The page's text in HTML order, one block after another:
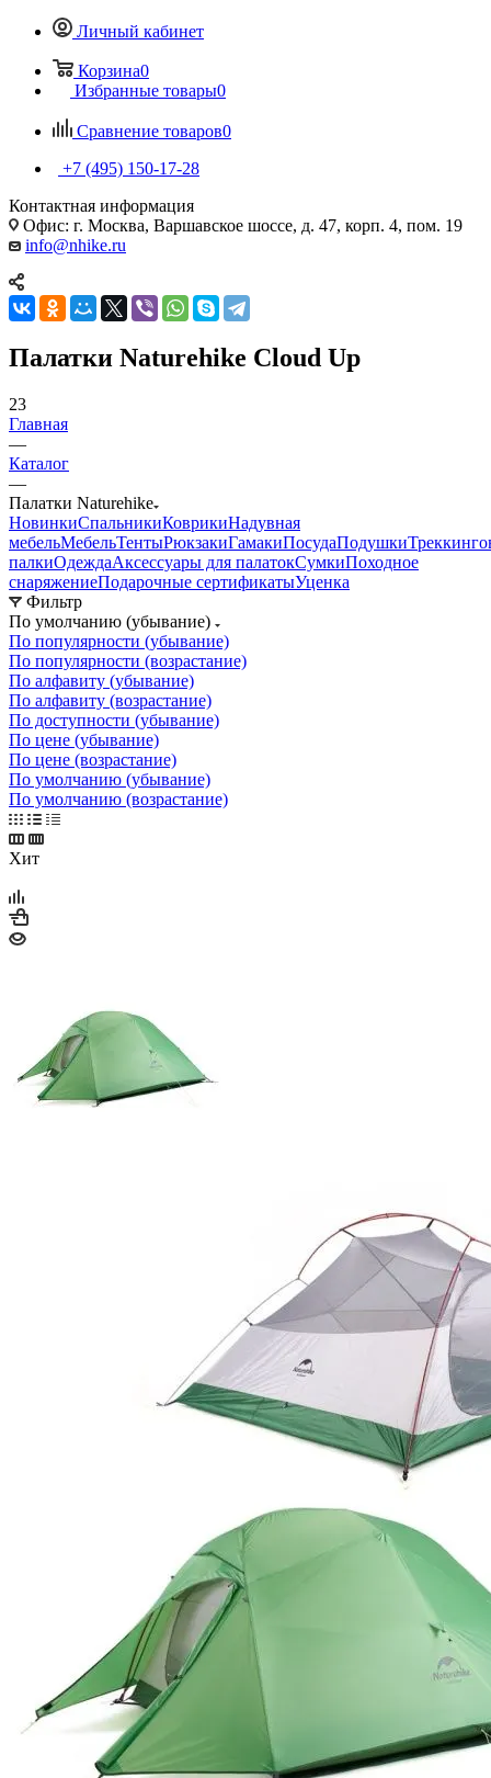
Личный кабинет
Корзина0
Избранные товары0
Сравнение товаров0
+7 (495) 150-17-28
Контактная информация
Офис: г. Москва, Варшавское шоссе, д. 47, корп. 4, пом. 19
info@nhike.ru
Палатки Naturehike Cloud Up
23
Главная
—
Каталог
—
Палатки Naturehike
НовинкиСпальникиКоврикиНадувная
мебельМебельТентыРюкзакиГамакиПосудаПодушки
палкиОдеждаАксессуары для палатокСумкиПоходное
снаряжениеПодарочные сертификатыУценка
Фильтр
По умолчанию (убывание)
По популярности (убывание)
По популярности (возрастание)
По алфавиту (убывание)
По алфавиту (возрастание)
По доступности (убывание)
По цене (убывание)
По цене (возрастание)
По умолчанию (убывание)
По умолчанию (возрастание)
Хит